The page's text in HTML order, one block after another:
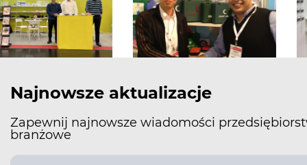
Najnowsze aktualizacje
Zapewnij najnowsze wiadomości
branżowe